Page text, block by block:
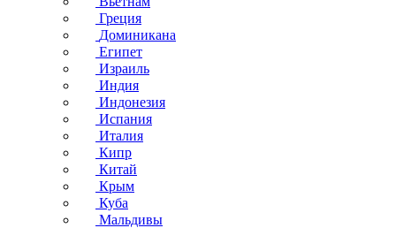
Греция
Доминикана
Египет
Израиль
Индия
Индонезия
Испания
Италия
Кипр
Китай
Крым
Куба
Мальдивы